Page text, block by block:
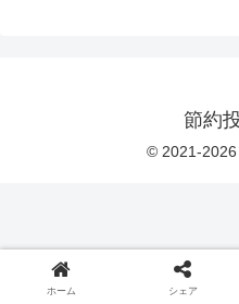
節約
© 2021-2026
ホーム シェア